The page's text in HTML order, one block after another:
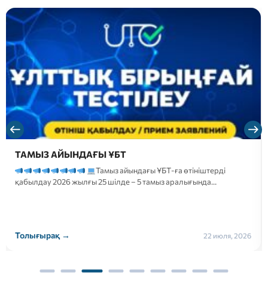
ТАМЫЗ АЙЫНДАҒЫ ҰБТ
Тамыз айындағы ҰБТ-ға өтініштерді
қабылдау 2026 жылғы 25 шілде – 5 тамыз аралығында…
Толығырақ → 22 июля, 2026